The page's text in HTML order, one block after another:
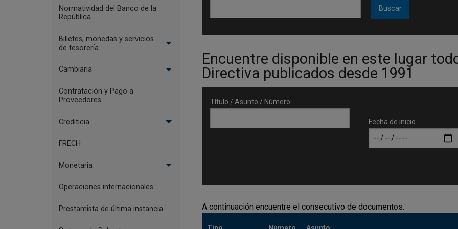
Encuentre disponible en este lugar
Directiva publicados desde 1991
Título / Asunto / Número
Fecha de inicio
A continuación encuentre el consecutivo de documentos.
Normatividad del Banco de la
República
Billetes, monedas y servicios
de tesorería
Cambiaria
Contratación y Pago a
Proveedores
Crediticia
FRECH
Monetaria
Operaciones internacionales
Prestamista de última instancia